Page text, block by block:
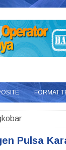
FORMAT
Pulsa